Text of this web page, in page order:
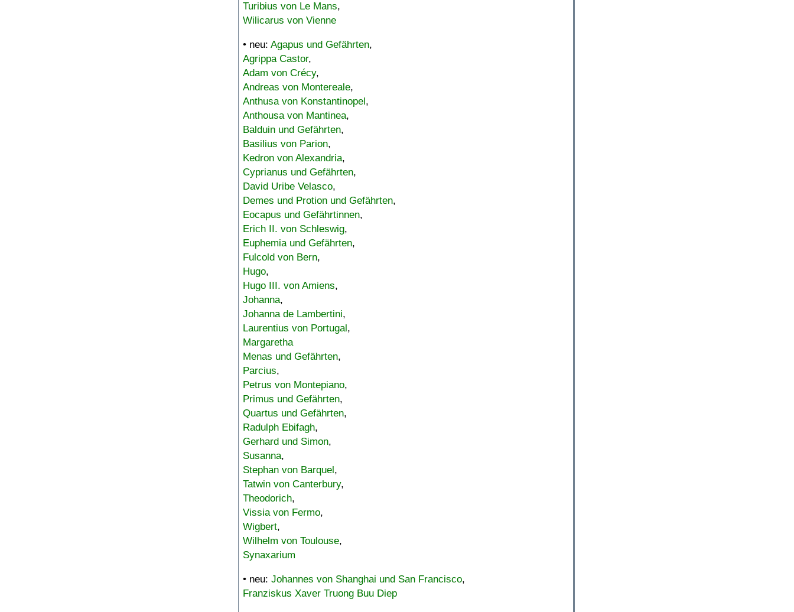
Turibius von Le Mans,
Wilicarus von Vienne
• neu: Agapus und Gefährten,
Agrippa Castor,
Adam von Crécy,
Andreas von Montereale,
Anthusa von Konstantinopel,
Anthousa von Mantinea,
Balduin und Gefährten,
Basilius von Parion,
Kedron von Alexandria,
Cyprianus und Gefährten,
David Uribe Velasco,
Demes und Protion und Gefährten,
Eocapus und Gefährtinnen,
Erich II. von Schleswig,
Euphemia und Gefährten,
Fulcold von Bern,
Hugo,
Hugo III. von Amiens,
Johanna,
Johanna de Lambertini,
Laurentius von Portugal,
Margaretha
Menas und Gefährten,
Parcius,
Petrus von Montepiano,
Primus und Gefährten,
Quartus und Gefährten,
Radulph Ebifagh,
Gerhard und Simon,
Susanna,
Stephan von Barquel,
Tatwin von Canterbury,
Theodorich,
Vissia von Fermo,
Wigbert,
Wilhelm von Toulouse,
Synaxarium
• neu: Johannes von Shanghai und San Francisco,
Franziskus Xaver Truong Buu Diep